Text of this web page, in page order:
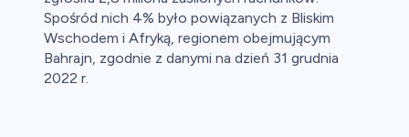
Spośród nich 4% było powiązanych z Bliskim
Wschodem i Afryką, regionem obejmującym
Bahrajn, zgodnie z danymi na dzień 31 grudnia
2022 r.